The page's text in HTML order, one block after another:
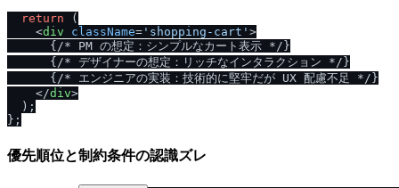
return (
<div className= 'shopping-cart' >
      {
/* PM の想定：シンプルなカート表示 */ }
      {
/* デザイナーの想定：リッチなインタラクション */ }
      {
/* エンジニアの実装：技術的に堅牢だが UX 配慮不足 */ }
</div>
  );
優先順位と制約条件の認識ズレ